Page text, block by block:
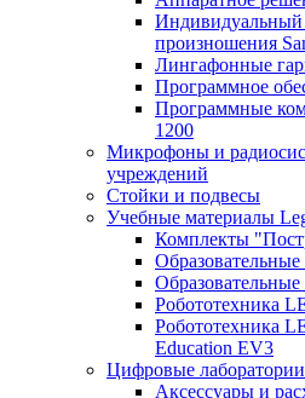
Индивидуальный
произношения
Лингафонные
Программное
Программные
1200
Микрофоны и
учреждений
Стойки и подвесы
Учебные материалы
Комплекты
Робототехника
Робототехника
Education EV3
Цифровые
Аксессуары и